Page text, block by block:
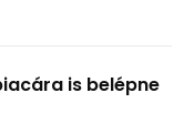
is belépne